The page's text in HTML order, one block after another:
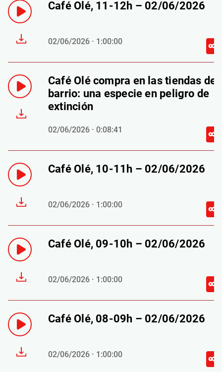
Café Olé, 11-12h – 02/06/2026
02/06/2026 · 1:00:00
Café Olé compra en las tiendas de
barrio: una especie en peligro de
extinción
02/06/2026 · 0:08:41
Café Olé, 10-11h – 02/06/2026
02/06/2026 · 1:00:00
Café Olé, 09-10h – 02/06/2026
02/06/2026 · 1:00:00
Café Olé, 08-09h – 02/06/2026
02/06/2026 · 1:00:00